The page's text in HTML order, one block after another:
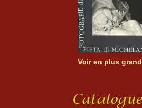
Voir en plus grand